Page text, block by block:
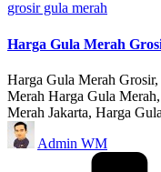
Posted
grosir gula merah
Harga Gula Merah
Harga Gula Merah
Merah Harga Gula
Merah Jakarta, Harga
Posted
by
Admin WM